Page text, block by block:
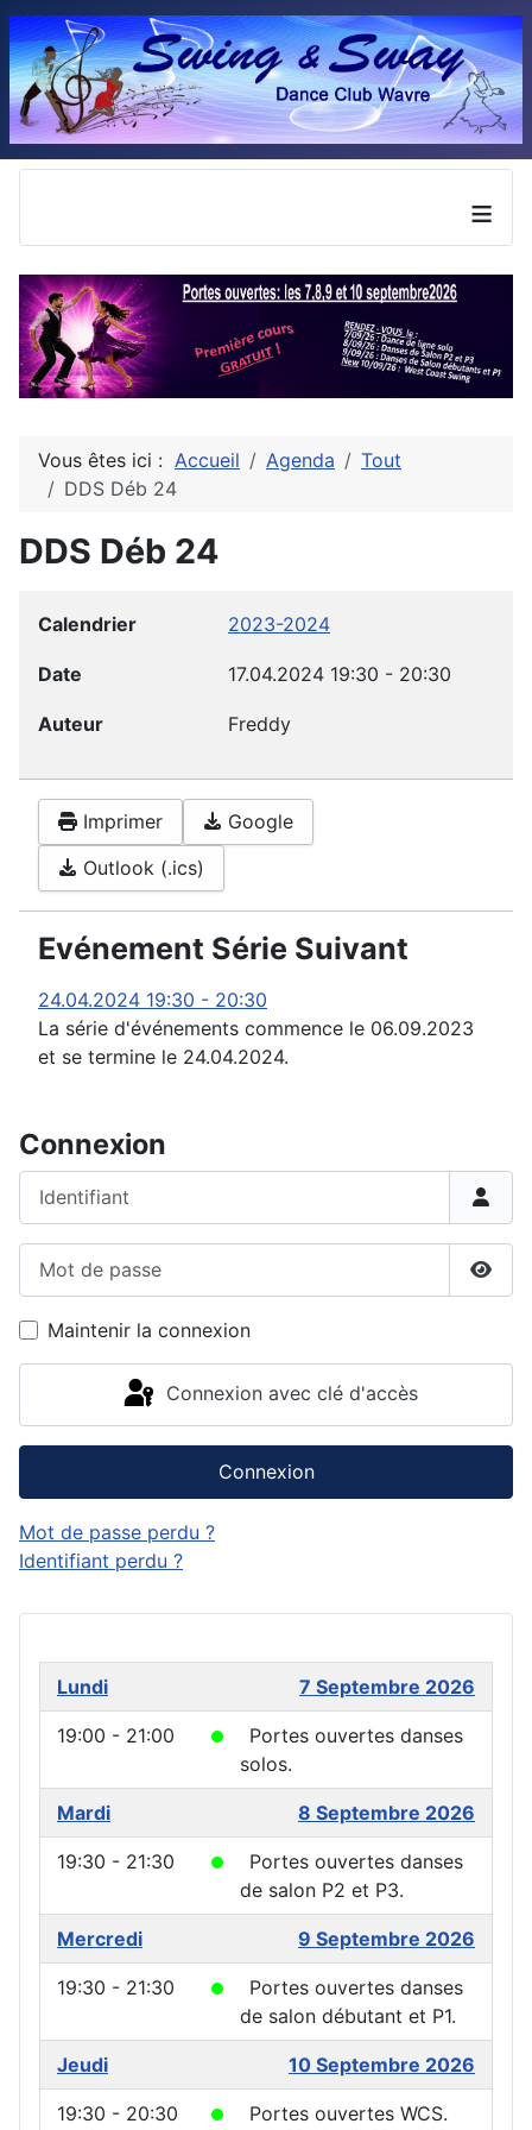
≡
Vous êtes ici : Accueil Agenda
Tout
DDS Déb 24
DDS Déb 24
Calendrier 2023-2024
Date 17.04.2024 19:30 - 20:30
Auteur Freddy
Imprimer
Google
Outlook (.ics)
Evénement Série Suivant
24.04.2024 19:30 - 20:30
La série d'événements commence le 06.09.2023
et se termine le 24.04.2024.
Connexion
Maintenir la connexion
Connexion avec clé d'accès
Connexion
Mot de passe perdu ?
Identifiant perdu ?
Lundi 7 Septembre 2026
19:00 - 21:00
Portes ouvertes danses
solos.
Mardi 8 Septembre 2026
19:30 - 21:30
Portes ouvertes danses
de salon P2 et P3.
Mercredi 9 Septembre 2026
19:30 - 21:30
Portes ouvertes danses
de salon débutant et P1.
Jeudi 10 Septembre 2026
19:30 - 20:30 Portes ouvertes WCS.